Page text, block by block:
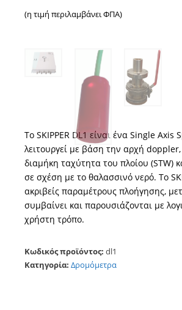
(η τιμή περιλαμβάνει ΦΠΑ)
Το SKIPPER DL1 είναι ένα Single Axis
λειτουργεί με βάση την αρχή
διαμήκη ταχύτητα του πλοίου (STW)
σε σχέση με το θαλασσινό νερό. Το
ακριβείς παραμέτρους πλοήγησης,
συμβαίνει και παρουσιάζονται με
χρήστη τρόπο.
Κωδικός προϊόντος: dl1
Κατηγορία: Δρομόμετρα